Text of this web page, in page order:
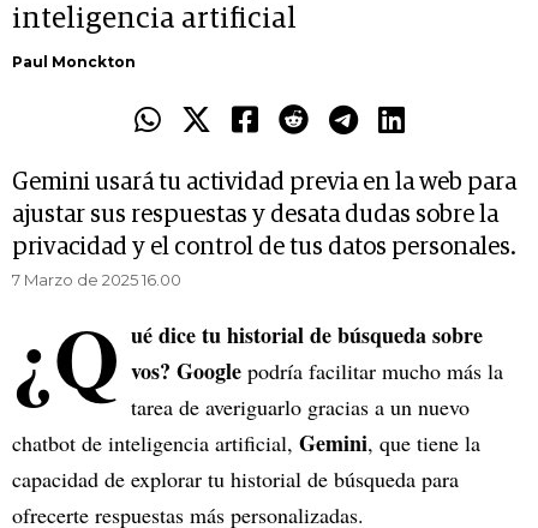
inteligencia artificial
Paul Monckton
Gemini usará tu actividad previa en la web para
ajustar sus respuestas y desata dudas sobre la
privacidad y el control de tus datos personales.
7 Marzo de 2025 16.00
¿Q ué dice tu historial de búsqueda sobre
vos? Google podría facilitar mucho más la
tarea de averiguarlo gracias a un nuevo
chatbot de inteligencia artificial, Gemini, que tiene la
capacidad de explorar tu historial de búsqueda para
ofrecerte respuestas más personalizadas.